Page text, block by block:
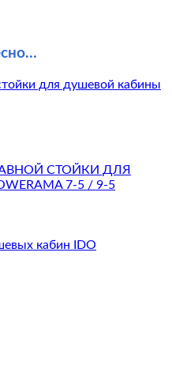
СТОЙКИ ДЛЯ
7-5 / 9-5